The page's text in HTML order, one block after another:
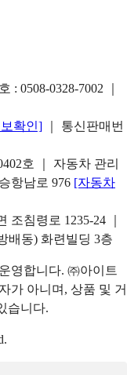
: 0508-0328-7002
확인]
｜ 통신판매번
호 ｜ 자동차 관리
항남로 976 [자동차
침령로 1235-24 ｜
배동) 화련빌딩 3층
영합니다. ㈜아이트
가 아니며, 상품 및 거
습니다.